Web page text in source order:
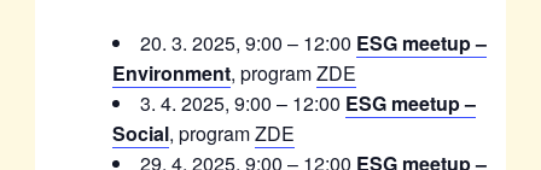
20. 3. 2025, 9:00 – 12:00 ESG meetup –
Environment, programZDE
3. 4. 2025, 9:00 – 12:00 ESG meetup –
Social, programZDE
29. 4. 2025, 9:00 – 12:00 ESG meetup –